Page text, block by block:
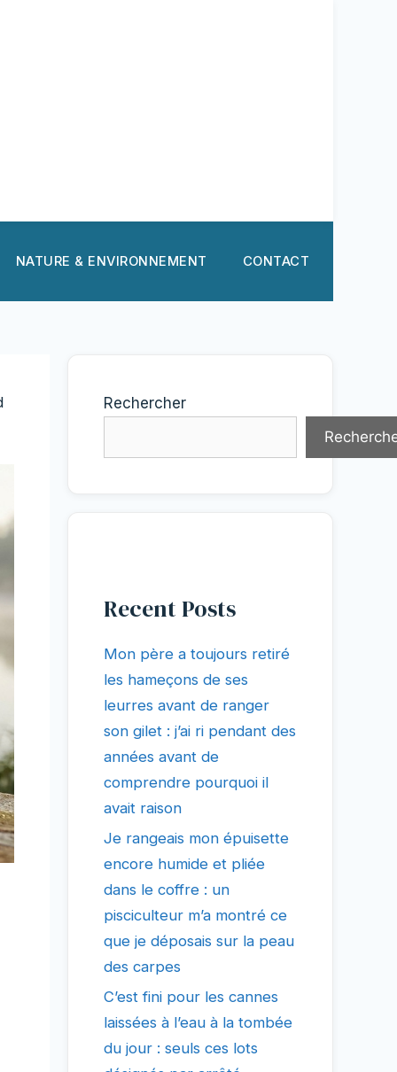
NATURE & ENVIRONNEMENT CONTACT
Rechercher
Recent Posts
Mon père a toujours retiré
les hameçons de ses
leurres avant de ranger
son gilet : j’ai ri pendant des
années avant de
comprendre pourquoi il
avait raison
Je rangeais mon épuisette
encore humide et pliée
dans le coffre : un
pisciculteur m’a montré ce
que je déposais sur la peau
des carpes
C’est fini pour les cannes
laissées à l’eau à la tombée
du jour : seuls ces lots